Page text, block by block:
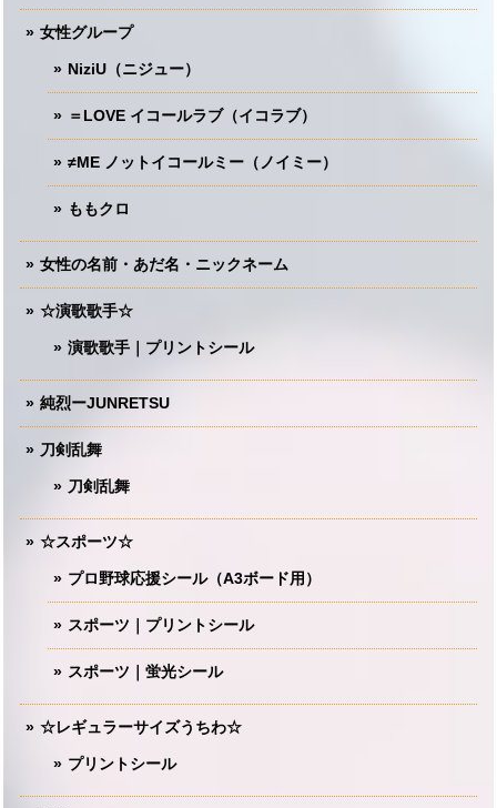
女性グループ
NiziU（ニジュー）
＝LOVE イコールラブ（イコラブ）
≠ME ノットイコールミー（ノイミー）
ももクロ
女性の名前・あだ名・ニックネーム
☆演歌歌手☆
演歌歌手｜プリントシール
純烈ーJUNRETSU
刀剣乱舞
刀剣乱舞
☆スポーツ☆
プロ野球応援シール（A3ボード用）
スポーツ｜プリントシール
スポーツ｜蛍光シール
☆レギュラーサイズうちわ☆
プリントシール